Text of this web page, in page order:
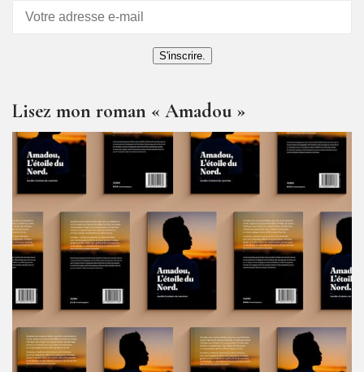
S'inscrire.
Lisez mon roman « Amadou »